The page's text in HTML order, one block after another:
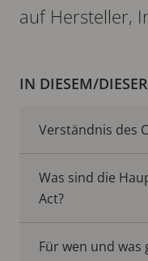
auf Hersteller,
IN DIESEM/
Verständnis des
Was sind die
Act?
Für wen und was